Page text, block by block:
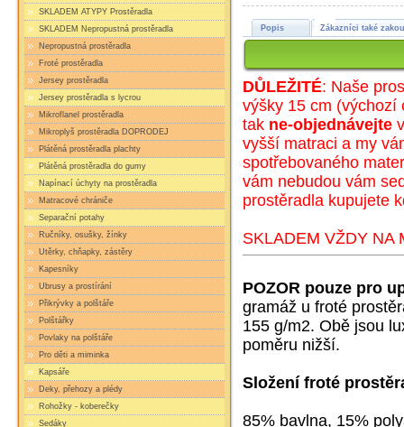
SKLADEM ATYPY Prostěradla
SKLADEM Nepropustná prostěradla
Nepropustná prostěradla
Froté prostěradla
Jersey prostěradla
Jersey prostěradla s lycrou
Mikroflanel prostěradla
Mikroplyš prostěradla DOPRODEJ
Plátěná prostěradla plachty
Plátěná prostěradla do gumy
Napínací úchyty na prostěradla
Matracové chrániče
Separační potahy
Ručníky, osušky, žínky
Utěrky, chňapky, zástěry
Kapesníky
Ubrusy a prostírání
Přikrývky a polštáře
Polštářky
Povlaky na polštáře
Pro děti a miminka
Kapsáře
Deky, přehozy a plédy
Rohožky - koberečky
Sedáky
Popis Zákazníci také
DŮLEŽITÉ: Naše
výšky 15 cm (výchozí
tak ne-objednávejte
vyšší matraci a my
spotřebovaného
vám nebudou vám
prostěradla kupujete
SKLADEM VŽDY NA
POZOR pouze pro
gramáž u froté
155 g/m2. Obě jsou
poměru nižší.
Složení froté
85% bavlna, 15%